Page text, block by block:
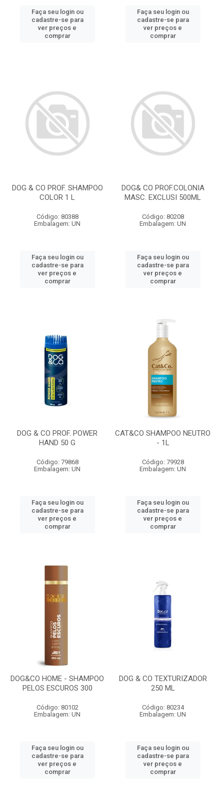
Faça seu login ou
cadastre-se para
ver preços e
comprar
Faça seu login ou
cadastre-se para
ver preços e
comprar
DOG & CO PROF. SHAMPOO
COLOR 1 L
Código: 80388
Embalagem: UN
Faça seu login ou
cadastre-se para
ver preços e
comprar
DOG& CO PROF.COLONIA
MASC. EXCLUSI 500ML
Código: 80208
Embalagem: UN
Faça seu login ou
cadastre-se para
ver preços e
comprar
DOG & CO PROF. POWER
HAND 50 G
Código: 79868
Embalagem: UN
Faça seu login ou
cadastre-se para
ver preços e
comprar
CAT&CO SHAMPOO NEUTRO
- 1L
Código: 79928
Embalagem: UN
Faça seu login ou
cadastre-se para
ver preços e
comprar
DOG&CO HOME - SHAMPOO
PELOS ESCUROS 300
Código: 80102
Embalagem: UN
Faça seu login ou
cadastre-se para
ver preços e
comprar
DOG & CO TEXTURIZADOR
250 ML
Código: 80234
Embalagem: UN
Faça seu login ou
cadastre-se para
ver preços e
comprar